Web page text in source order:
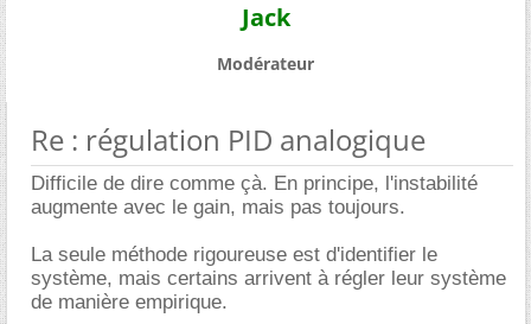
Jack
Modérateur
Re : régulation PID analogique
Difficile de dire comme çà. En principe, l'instabilité
augmente avec le gain, mais pas toujours.
La seule méthode rigoureuse est d'identifier le
système, mais certains arrivent à régler leur système
de manière empirique.